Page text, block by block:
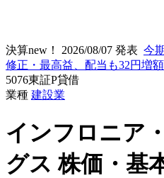
決算new！ 2026/08/07 発表 今
修正・最高益、配当も32円増額
5076東証P貸借
業種 建設業
インフロニア
グス株価・基